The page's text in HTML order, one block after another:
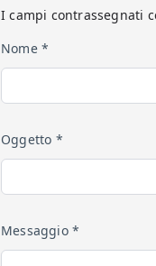
I campi contrassegnati
Nome *
Oggetto *
Messaggio *